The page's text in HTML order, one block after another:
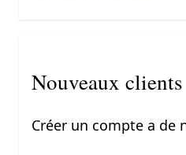
Nouveaux clients
Créer un compte a de